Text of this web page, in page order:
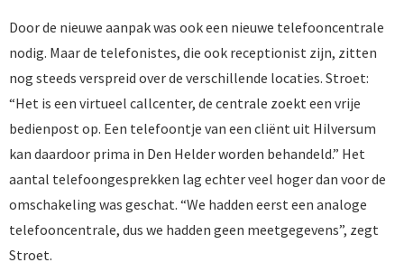
Door de nieuwe aanpak was ook een nieuwe telefooncentrale
nodig. Maar de telefonistes, die ook receptionist zijn, zitten
nog steeds verspreid over de verschillende locaties. Stroet:
“Het is een virtueel callcenter, de centrale zoekt een vrije
bedienpost op. Een telefoontje van een cliënt uit Hilversum
kan daardoor prima in Den Helder worden behandeld.” Het
aantal telefoongesprekken lag echter veel hoger dan voor de
omschakeling was geschat. “We hadden eerst een analoge
telefooncentrale, dus we hadden geen meetgegevens”, zegt
Stroet.